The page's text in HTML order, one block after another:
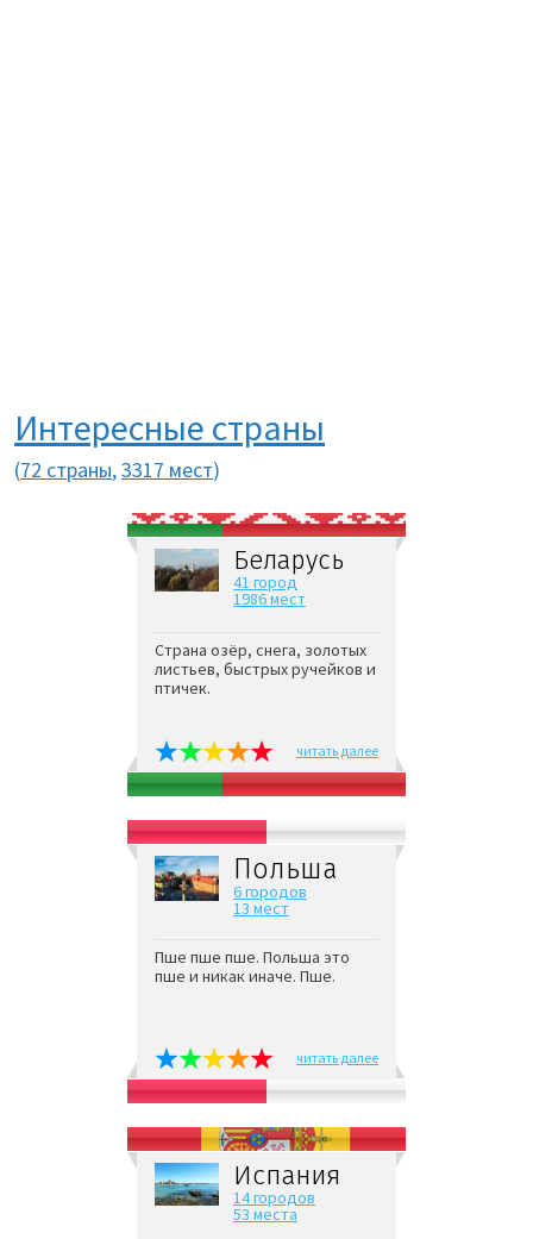
Интересные страны
(72 страны,3317 мест)
Беларусь
41 город
1986 мест
Страна озёр, снега, золотых
листьев, быстрых ручейков и
птичек.
читать далее
Польша
6 городов
13 мест
Пше пше пше. Польша это
пше и никак иначе. Пше.
читать далее
Испания
14 городов
53 места